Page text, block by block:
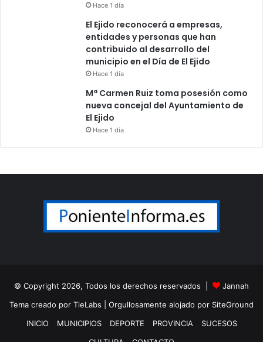
Hace 1 día
El Ejido reconocerá a empresas,
entidades y personas que han
contribuido al desarrollo del
municipio en el Día de El Ejido
Hace 1 día
Mª Carmen Ruiz toma posesión como
nueva concejal del Ayuntamiento de
El Ejido
Hace 1 día
© Copyright 2026, Todos los derechos reservados |
Jannah
Tema creado por TieLabs | Orgullosamente alojado por SiteGround
INICIO
MUNICIPIOS DEPORTE PROVINCIA
SUCESOS